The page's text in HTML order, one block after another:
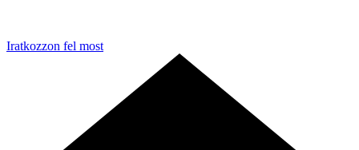
Iratkozzon fel most